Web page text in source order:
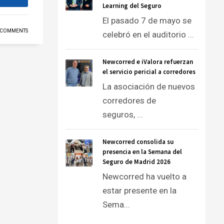
Learning del Seguro
El pasado 7 de mayo se
celebró en el auditorio ...
Newcorred e iValora refuerzan
el servicio pericial a corredores
La asociación de nuevos
corredores de
seguros, ...
Newcorred consolida su
presencia en la Semana del
Seguro de Madrid 2026
Newcorred ha vuelto a
estar presente en la
Sema...